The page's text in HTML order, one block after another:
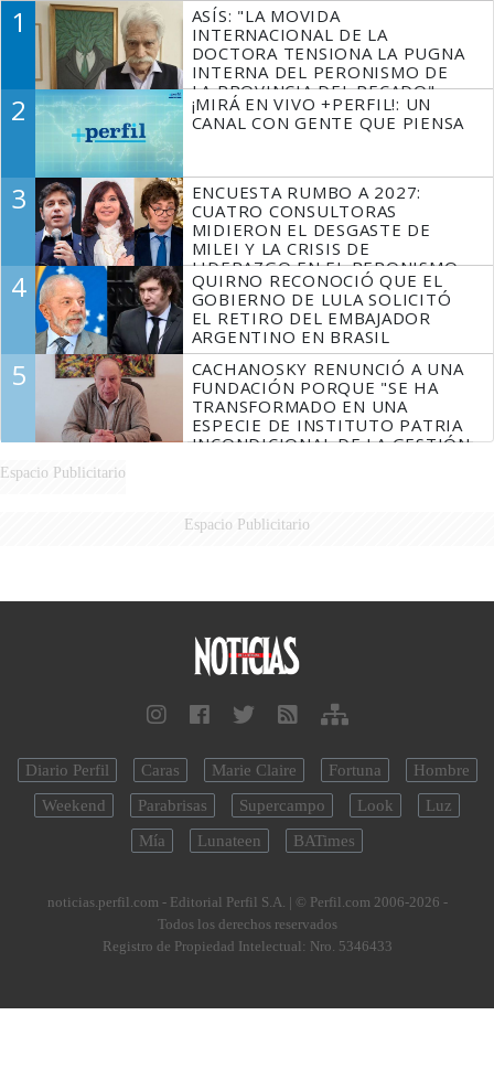
1
ASÍS: "LA MOVIDA
INTERNACIONAL DE LA
DOCTORA TENSIONA LA PUGNA
INTERNA DEL PERONISMO DE
LA PROVINCIA DEL PECADO"
2
¡MIRÁ EN VIVO +PERFIL!: UN
CANAL CON GENTE QUE PIENSA
3
ENCUESTA RUMBO A 2027:
CUATRO CONSULTORAS
MIDIERON EL DESGASTE DE
MILEI Y LA CRISIS DE
LIDERAZGO EN EL PERONISMO
4
QUIRNO RECONOCIÓ QUE EL
GOBIERNO DE LULA SOLICITÓ
EL RETIRO DEL EMBAJADOR
ARGENTINO EN BRASIL
5
CACHANOSKY RENUNCIÓ A UNA
FUNDACIÓN PORQUE "SE HA
TRANSFORMADO EN UNA
ESPECIE DE INSTITUTO PATRIA
INCONDICIONAL DE LA GESTIÓN
Espacio Publicitario
Espacio Publicitario
Diario Perfil Caras Marie Claire Fortuna
Hombre
Weekend
Parabrisas Supercampo Look
Luz
Mía
Lunateen BATimes
noticias.perfil.com - Editorial Perfil S.A. | © Perfil.com 2006-2026 -
Todos los derechos reservados
Registro de Propiedad Intelectual: Nro. 5346433